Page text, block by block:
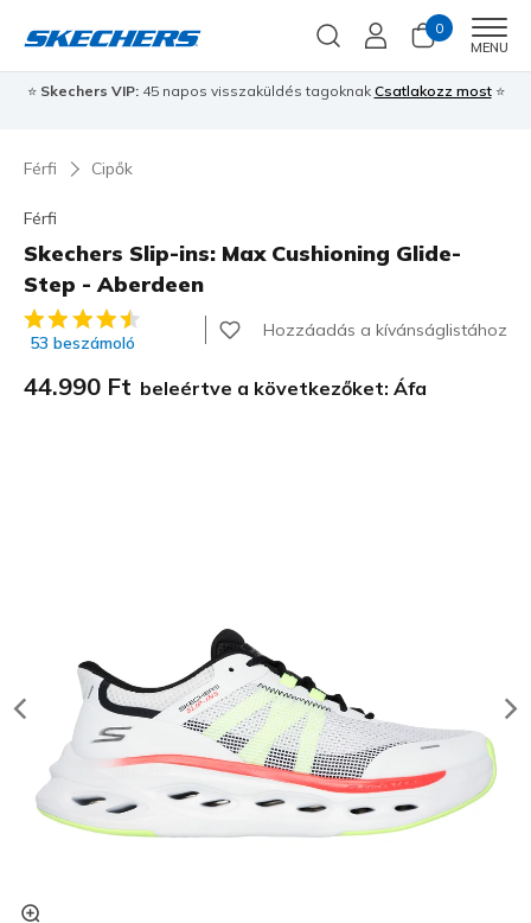
0
MENU
⭐ Skechers VIP:45 napos visszaküldés tagoknak Csatlakozz most⭐
Férfi Cipők
Férfi
Skechers Slip-ins: Max Cushioning Glide-
Step - Aberdeen
5 az 5-ből ügyfélértékelés
53 beszámoló
Hozzáadás a kívánságlistához
44.990 Ft beleértve a következőket: Áfa